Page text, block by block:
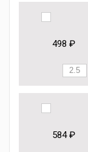
498 ₽
584 ₽